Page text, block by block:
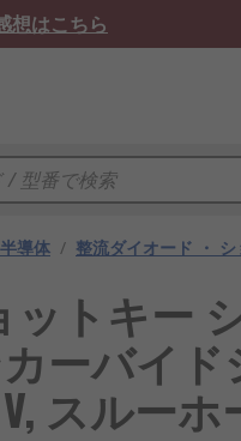
想はこちら
導体 / 整流ダイオード ・
ットキー
ーバイ
スルーホ